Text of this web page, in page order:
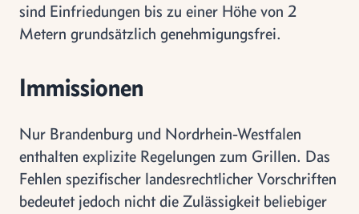
sind Einfriedungen bis zu einer Höhe von 2
Metern grundsätzlich genehmigungsfrei.
Immissionen
Nur Brandenburg und Nordrhein-Westfalen
enthalten explizite Regelungen zum Grillen. Das
Fehlen spezifischer landesrechtlicher Vorschriften
bedeutet jedoch nicht die Zulässigkeit beliebiger